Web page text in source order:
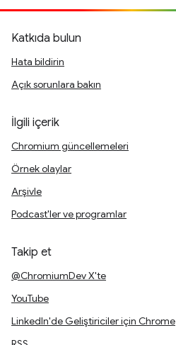
Katkıda bulun
Hata bildirin
Açık sorunlara bakın
İlgili içerik
Chromium güncellemeleri
Örnek olaylar
Arşivle
Podcast'ler ve programlar
Takip et
@ChromiumDev X'te
YouTube
LinkedIn'de Geliştiriciler için Chrome